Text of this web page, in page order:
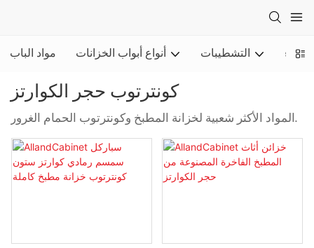
مواد الباب أنواع أبواب الخزانات التشطيبات البناء
كونترتوب حجر الكوارتز
المواد الأكثر شعبية لخزانة المطبخ وكونترتوب الحمام الغرور.